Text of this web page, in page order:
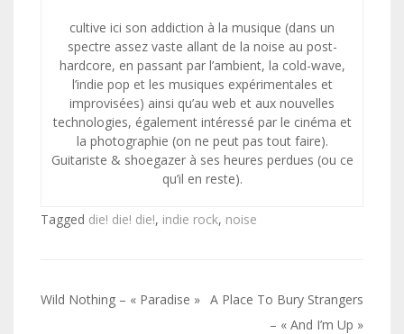
cultive ici son addiction à la musique (dans un
spectre assez vaste allant de la noise au post-
hardcore, en passant par l’ambient, la cold-wave,
l’indie pop et les musiques expérimentales et
improvisées) ainsi qu’au web et aux nouvelles
technologies, également intéressé par le cinéma et
la photographie (on ne peut pas tout faire).
Guitariste & shoegazer à ses heures perdues (ou ce
qu’il en reste).
Tagged die! die! die!, indie rock, noise
Navigation
Wild Nothing – « Paradise » A Place To Bury Strangers
– « And I’m Up »